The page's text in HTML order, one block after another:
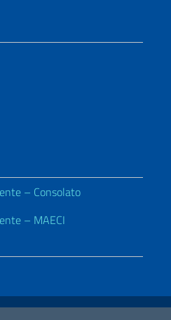
– Consolato
– MAECI